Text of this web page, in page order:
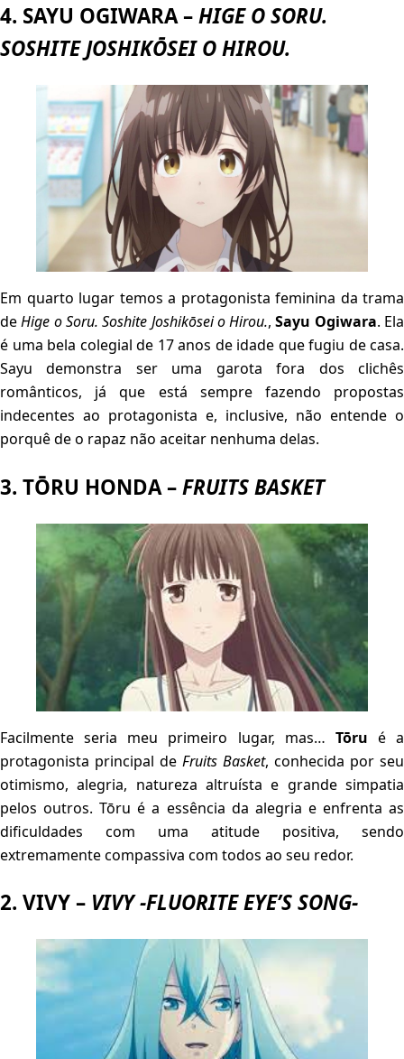
4. SAYU OGIWARA –HIGE O SORU.
SOSHITE JOSHIKŌSEI O HIROU.
Em quarto lugar temos a protagonista feminina da trama
deHige o Soru. Soshite Joshikōsei o Hirou.,Sayu Ogiwara. Ela
é uma bela colegial de 17 anos de idade que fugiu de casa.
Sayu demonstra ser uma garota fora dos clichês
românticos, já que está sempre fazendo propostas
indecentes ao protagonista e, inclusive, não entende o
porquê de o rapaz não aceitar nenhuma delas.
3. TŌRU HONDA –FRUITS BASKET
Facilmente seria meu primeiro lugar, mas… Tōru é a
protagonista principal de Fruits Basket, conhecida por seu
otimismo, alegria, natureza altruísta e grande simpatia
pelos outros. Tōru é a essência da alegria e enfrenta as
dificuldades com uma atitude positiva, sendo
extremamente compassiva com todos ao seu redor.
2. VIVY – VIVY -FLUORITE EYE’S SONG-